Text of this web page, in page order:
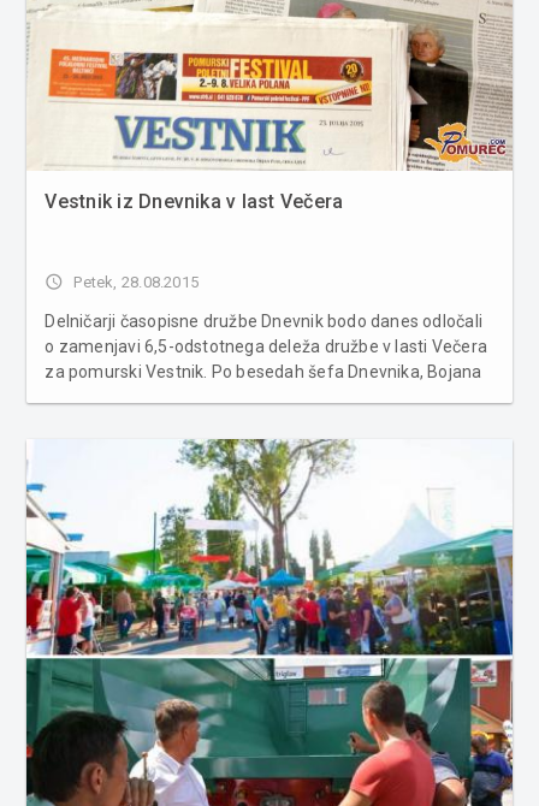
Vestnik iz Dnevnika v last Večera
access_time Petek, 28.08.2015
Delničarji časopisne družbe Dnevnik bodo danes odločali
o zamenjavi 6,5-odstotnega deleža družbe v lasti Večera
za pomurski Vestnik. Po besedah šefa Dnevnika, Bojana